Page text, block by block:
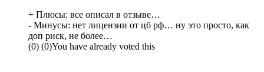
+ Плюсы: все описал в отзыве…
- Минусы: нет лицензии от цб рф… ну это просто, как
доп риск, не более…
(0) (0)You have already voted this